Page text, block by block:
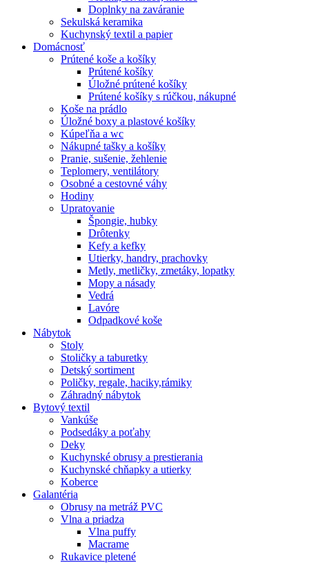
Doplnky na zaváranie
Sekulská keramika
Kuchynský textil a papier
Domácnosť
Prútené koše a košíky
Prútené košíky
Úložné prútené košíky
Prútené košíky s rúčkou, nákupné
Koše na prádlo
Úložné boxy a plastové košíky
Kúpeľňa a wc
Nákupné tašky a košíky
Pranie, sušenie, žehlenie
Teplomery, ventilátory
Osobné a cestovné váhy
Hodiny
Upratovanie
Špongie, hubky
Drôtenky
Kefy a kefky
Utierky, handry, prachovky
Metly, metličky, zmetáky, lopatky
Mopy a násady
Vedrá
Lavóre
Odpadkové koše
Nábytok
Stoly
Stoličky a taburetky
Detský sortiment
Poličky, regale, haciky,rámiky
Záhradný nábytok
Bytový textil
Vankúše
Podsedáky a poťahy
Deky
Kuchynské obrusy a prestierania
Kuchynské chňapky a utierky
Koberce
Galantéria
Obrusy na metráž PVC
Vlna a priadza
Vlna puffy
Macrame
Rukavice pletené